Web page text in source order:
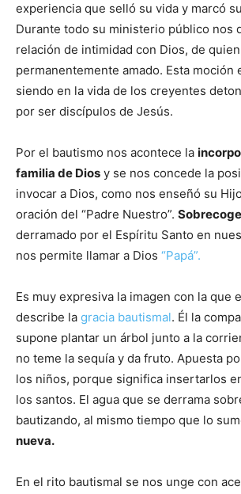
experiencia que selló su vida y marcó
Durante todo su ministerio público nos
relación de intimidad con Dios, de
permanentemente amado. Esta moción
siendo en la vida de los creyentes
por ser discípulos de Jesús.
Por el bautismo nos acontece la
familia de Dios y se nos concede la
invocar a Dios, como nos enseñó su
oración del “Padre Nuestro”.
derramado por el Espíritu Santo en
nos permite llamar a Dios “Papá”.
Es muy expresiva la imagen con la que
describe la gracia bautismal. Él la
supone plantar un árbol junto a la
no teme la sequía y da fruto. Apuesta
los niños, porque significa insertarlos
los santos. El agua que se derrama
bautizando, al mismo tiempo que lo
nueva.
En el rito bautismal se nos unge con